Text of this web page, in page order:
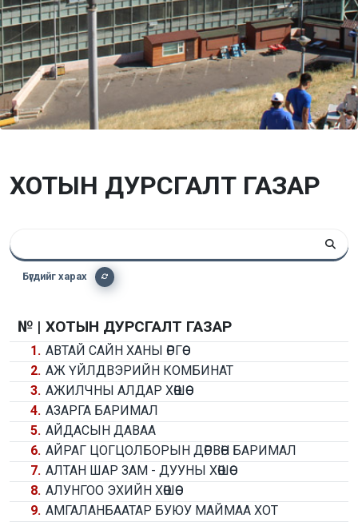
ХОТЫН ДУРСГАЛТ ГАЗАР
Бүгдийг харах
№ | ХОТЫН ДУРСГАЛТ ГАЗАР
1. АВТАЙ САЙН ХАНЫ ӨРГӨӨ
2. АЖ ҮЙЛДВЭРИЙН КОМБИНАТ
3. АЖИЛЧНЫ АЛДАР ХӨШӨӨ
4. АЗАРГА БАРИМАЛ
5. АЙДАСЫН ДАВАА
6. АЙРАГ ЦОГЦОЛБОРЫН ДӨРВӨН БАРИМАЛ
7. АЛТАН ШАР ЗАМ - ДУУНЫ ХӨШӨӨ
8. АЛУНГОО ЭХИЙН ХӨШӨӨ
9. АМГАЛАНБААТАР БУЮУ МАЙМАА ХОТ